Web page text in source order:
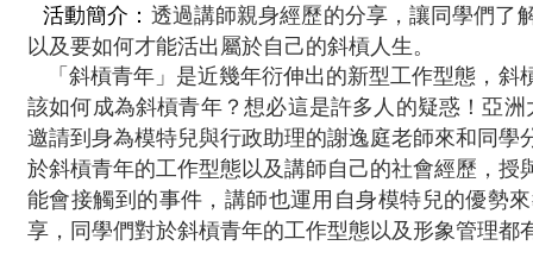
活動簡介： 透過講師親身經歷的分享，讓同學們了
以及要如何才能活出屬於自己的斜槓人生。
「斜槓青年」是近幾年衍伸出的新型工作型態，
該如何成為斜槓青年？想必這是許多人的疑惑！亞
邀請到身為模特兒與行政助理的謝逸庭老師來和同
於斜槓青年的工作型態以及講師自己的社會經歷，
能會接觸到的事件，講師也運用自身模特兒的優勢
享，同學們對於斜槓青年的工作型態以及形象管理都